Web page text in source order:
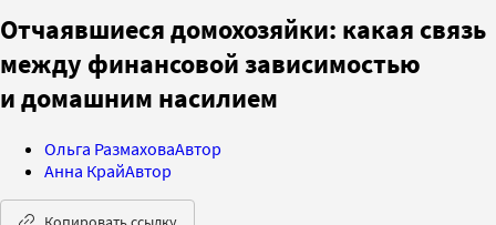
Отчаявшиеся домохозяйки: какая связь
между финансовой зависимостью
и домашним насилием
Ольга РазмаховаАвтор
Анна КрайАвтор